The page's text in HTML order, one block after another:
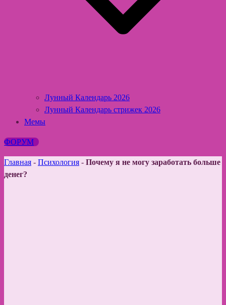
Лунный Календарь 2026
Лунный Календарь стрижек 2026
Мемы
ФОРУМ
Главная - Психология - Почему я не могу заработать больше
денег?